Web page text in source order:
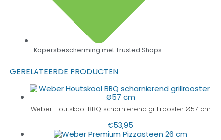
Kopersbescherming met Trusted Shops
GERELATEERDE PRODUCTEN
Weber Houtskool BBQ scharnierend grillrooster Ø57 cm
€53,95